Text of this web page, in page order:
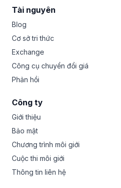
Tài nguyên
Blog
Cơ sở tri thức
Exchange
Công cụ chuyển đổi giá
Phản hồi
Công ty
Giới thiệu
Bảo mật
Chương trình môi giới
Cuộc thi môi giới
Thông tin liên hệ